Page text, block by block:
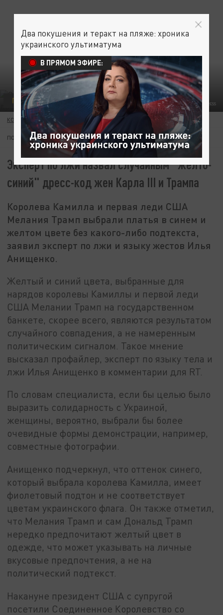
ФОТО: I-IMAGES / POO/GLOBALLOOKPRESS
ПОЛИТИКА
КСЕНИЯ ТУЛЯКОВА 18 СЕНТЯБРЯ 21:10
ПОДПИШИТЕСЬ:
Эксперт по лжи назвал случайным "желто-
синий" дресс-код жен Карла III и Трампа
Королева Камилла и первая леди США
Мелания Трамп выбрали платья в синем и
желтом цвете без какого-либо подтекста,
заявил эксперт по лжи и языку жестов Илья
Анищенко.
Желтый и синий цвета, выбранные для
нарядов королевы Камиллы и первой леди
США Мелании Трамп на государственном
банкете, скорее всего, являются результатом
случайного совпадения, а не намеренным
политическим сигналом. Такое мнение
высказал профайлер, эксперт по языку тела и
лжи Илья Анищенко в комментарии для RT.
По словам специалиста, если бы целью было
выразить солидарность с Украиной,
женщины, вероятно, выбрали бы более
очевидные формы демонстрации, например,
совместные фотографии.
Анищенко подчеркнул, что оттенок синего,
который выбрала королева Камилла, имеет
фиолетовый подтон и не соответствует
цветам украинского флага. Он также отметил,
что Мелания Трамп и сам Дональд Трамп
нередко предпочитают желтый цвет в
одежде, что может указывать на личные
вкусовые предпочтения, а не на
политический подтекст.
Накануне президент США с супругой
посетили Соединенное Королевство со
Два покушения и теракт на пляже: хроника
украинского ультиматума
В ПРЯМОМ ЭФИРЕ: